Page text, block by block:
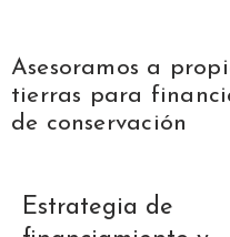
Asesoramos a
tierras para
de conservación
Estrategia de